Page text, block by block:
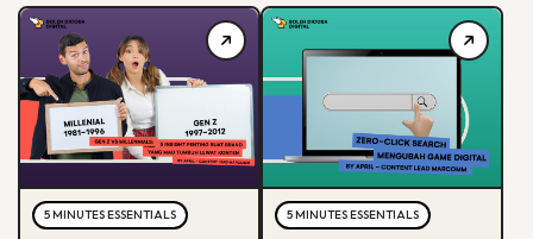
5 MINUTES ESSENTIALS 5 MINUTES ESSENTIALS